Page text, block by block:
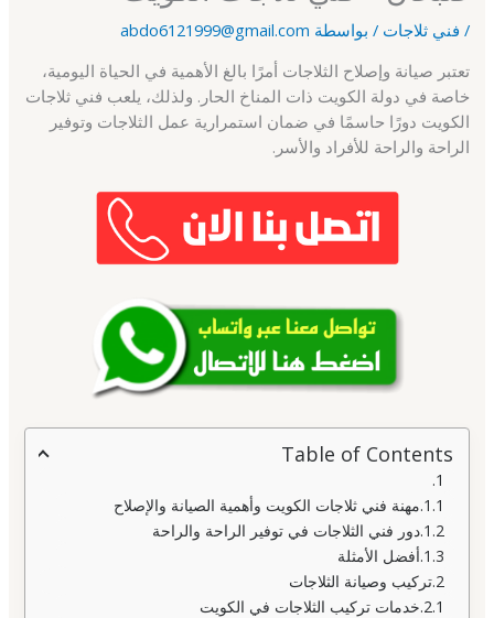
/ فني ثلاجات / بواسطة abdo6121999@gmail.com
تعتبر صيانة وإصلاح الثلاجات أمرًا بالغ الأهمية في الحياة اليومية،
خاصة في دولة الكويت ذات المناخ الحار. ولذلك، يلعب فني ثلاجات
الكويت دورًا حاسمًا في ضمان استمرارية عمل الثلاجات وتوفير
الراحة والراحة للأفراد والأسر.
Table of Contents
مهنة فني ثلاجات الكويت وأهمية الصيانة والإصلاح
دور فني الثلاجات في توفير الراحة والراحة
أفضل الأمثلة
تركيب وصيانة الثلاجات
خدمات تركيب الثلاجات في الكويت